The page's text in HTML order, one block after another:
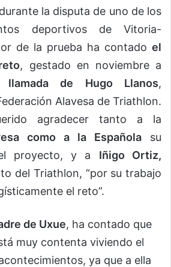
la disputa de uno de los
deportivos de Vitoria-
de la prueba ha contado el
, gestado en noviembre a
llamada de Hugo Llanos,
Alavesa de Triathlon.
agradecer tanto a la
como a la Española su
proyecto, y a Iñigo Ortiz,
del Triathlon, “por su trabajo
el reto”.
de Uxue, ha contado que
muy contenta viviendo el
ya que a ella